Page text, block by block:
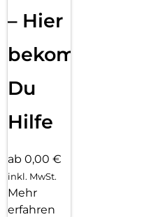
– Hier
bekommst
Du
Hilfe
ab 0,00 €
inkl. MwSt.
Mehr
erfahren